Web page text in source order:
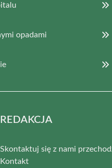
opadami
REDAKCJA
Skontaktuj się z nami
Kontakt